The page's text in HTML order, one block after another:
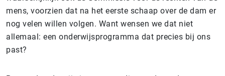
mens, voorzien dat na het eerste schaap over de dam er
nog velen willen volgen. Want wensen we dat niet
allemaal: een onderwijsprogramma dat precies bij ons
past?